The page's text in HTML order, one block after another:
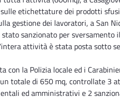
etichettature dei prodotti
gestione dei lavoratori, a San
sanzionato per sversamento
attività è stata posta sotto
con la Polizia locale ed i
totale di 650 mq, controllate 3
ed amministrativi e 2